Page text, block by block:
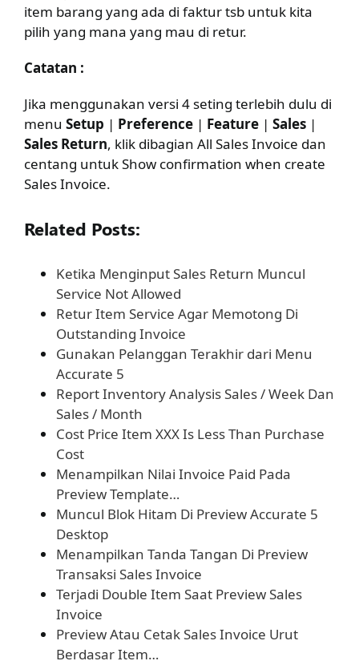
item barang yang ada di faktur tsb untuk kita
pilih yang mana yang mau di retur.
Catatan :
Jika menggunakan versi 4 seting terlebih dulu di
menu Setup | Preference | Feature | Sales |
Sales Return, klik dibagian All Sales Invoice dan
centang untuk Show confirmation when create
Sales Invoice.
Related Posts:
Ketika Menginput Sales Return Muncul
Service Not Allowed
Retur Item Service Agar Memotong Di
Outstanding Invoice
Gunakan Pelanggan Terakhir dari Menu
Accurate 5
Report Inventory Analysis Sales / Week Dan
Sales / Month
Cost Price Item XXX Is Less Than Purchase
Cost
Menampilkan Nilai Invoice Paid Pada
Preview Template…
Muncul Blok Hitam Di Preview Accurate 5
Desktop
Menampilkan Tanda Tangan Di Preview
Transaksi Sales Invoice
Terjadi Double Item Saat Preview Sales
Invoice
Preview Atau Cetak Sales Invoice Urut
Berdasar Item…